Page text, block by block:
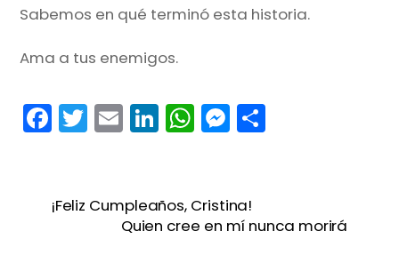
Sabemos en qué terminó esta historia.
Ama a tus enemigos.
F
a
e
T
w
er
E
m
l
Li
n
e
dI
W
h
ts
A
M
e
s
e
¡Feliz Cumpleaños, Cristina!
Quien cree en mí nunca morirá